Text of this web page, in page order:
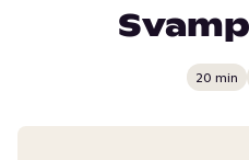
20 min